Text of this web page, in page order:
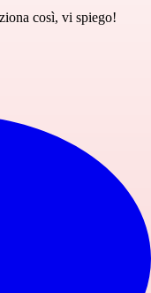
così, vi spiego!